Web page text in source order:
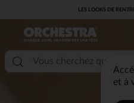
​CAP SUR LA RENTRÉE
et à